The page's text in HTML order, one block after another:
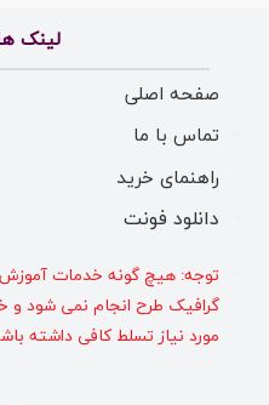
لینک
صفحه اصلی
تماس با ما
راهنمای خرید
دانلود فونت
توجه: هیچ گونه خدمات
گرافیک طرح انجام نمی شود و
مورد نیاز تسلط کافی داشته